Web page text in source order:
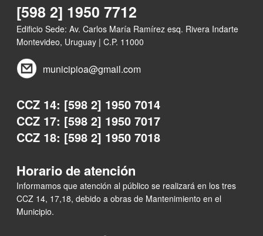
[598 2] 1950 7712
Edificio Sede: Av. Carlos María Ramírez esq. Rivera Indarte
Montevideo, Uruguay | C.P. 11000
municipioa@gmail.com
CCZ 14: [598 2] 1950 7014
CCZ 17: [598 2] 1950 7017
CCZ 18: [598 2] 1950 7018
Horario de atención
Informamos que atención al público se realizará en los tres
CCZ 14, 17,18, debido a obras de Mantenimiento en el
Municipio.